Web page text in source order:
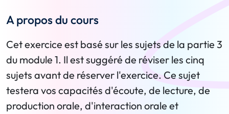
A propos du cours
Cet exercice est basé sur les sujets de la partie 3
du module 1. Il est suggéré de réviser les cinq
sujets avant de réserver l'exercice. Ce sujet
testera vos capacités d'écoute, de lecture, de
production orale, d'interaction orale et